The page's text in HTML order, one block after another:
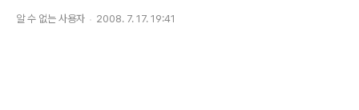
알 수 없는 사용자 2008. 7. 17. 19:41